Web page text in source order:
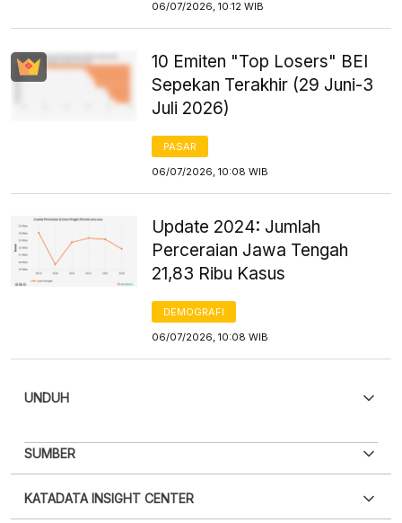
06/07/2026, 10:12 WIB
10 Emiten "Top Losers" BEI
Sepekan Terakhir (29 Juni-3
Juli 2026)
PASAR
06/07/2026, 10:08 WIB
Update 2024: Jumlah
Perceraian Jawa Tengah
21,83 Ribu Kasus
DEMOGRAFI
06/07/2026, 10:08 WIB
UNDUH
PDF PNG
XLS
SUMBER
punya akun?Silakan Daftar sekarang
KATADATA INSIGHT CENTER